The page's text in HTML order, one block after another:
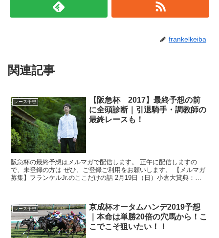
frankelkeiba
関連記事
レース予想
【阪急杯 2017】最終予想の前
に全頭診断｜引退騎手・調教師の
最終レースも！
阪急杯の最終予想はメルマガで配信します。 正午に配信しますの
で、未登録の方は ぜひ、ご登録ご利用をお願いします。 【メルマガ
募集】フランケルJr.のここだけの話 2月19日（日）小倉大賞典：
レース予想
京成杯オータムハンデ2019予想
｜本命は単勝20倍の穴馬から！こ
こでこそ狙いたい！！